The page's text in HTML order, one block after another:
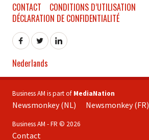
CONTACT
CONDITIONS D’UTILISATION
DÉCLARATION DE CONFIDENTIALITÉ
Nederlands
Business AM is part of MediaNation
Newsmonkey (NL) Newsmonkey (FR)
Business AM - FR © 2026
Contact